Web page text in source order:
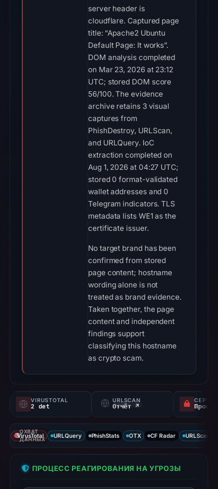
server header is
cloudflare. Captured page
title: “Apache2 Ubuntu
Default Page: It works”.
DOM analysis completed
on Mar 23, 2026 at 23:12
UTC; stored DOM score
56/100. The evidence
archive retains 3 visual
captures from
PhishDestroy, URLScan,
and URLQuery. IoC
extraction completed on
Aug 1, 2026 at 04:27 UTC;
stored 0 format-validated
wallet addresses and 0
Telegram indicators. TLS
metadata lists WE1 as the
certificate issuer.
No target brand has been
confirmed from stored
page content; hostname
wording alone is not
treated as brand evidence.
Taken together, the page
content and independent
findings support
classifying this hostname
as crypto scam.
VIRUSTOTAL
2 det
URLSCAN
Отчёт ↗
ОХВАТ
ДАННЫХ
VirusTotal URLQuery PhishStats OTX CF Radar URLScan
ПРОЦЕСС РЕАГИРОВАНИЯ НА УГРОЗЫ